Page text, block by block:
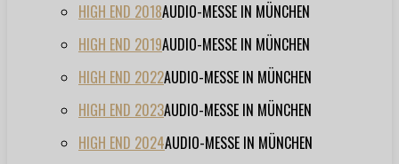
HIGH END 2018AUDIO-MESSE IN MÜNCHEN
HIGH END 2019AUDIO-MESSE IN MÜNCHEN
HIGH END 2022AUDIO-MESSE IN MÜNCHEN
HIGH END 2023AUDIO-MESSE IN MÜNCHEN
HIGH END 2024AUDIO-MESSE IN MÜNCHEN